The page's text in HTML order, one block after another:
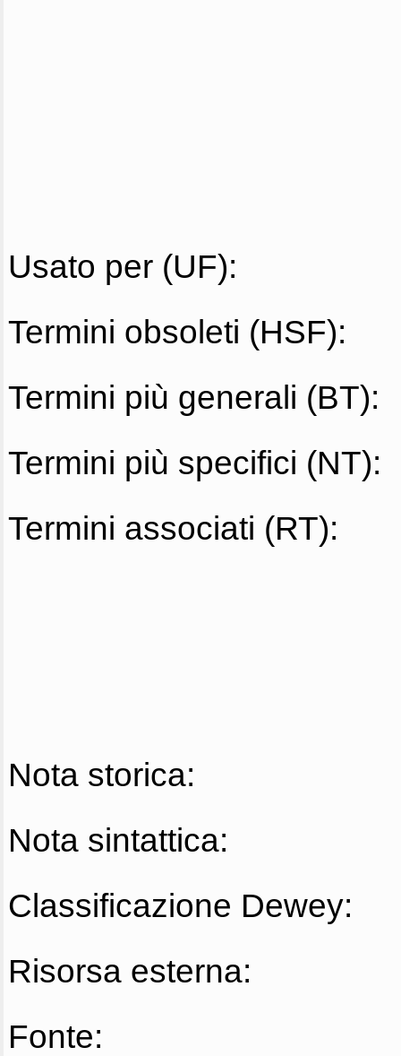
Usato per (UF):
Termini obsoleti (HSF):
Termini più generali (BT):
Termini più specifici (NT):
Termini associati (RT):
Nota storica:
Nota sintattica:
Classificazione Dewey:
Risorsa esterna:
Fonte: